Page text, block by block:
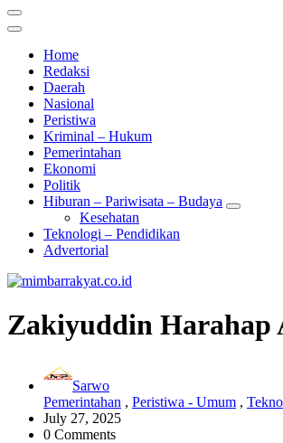
Home
Redaksi
Daerah
Nasional
Peristiwa
Kriminal – Hukum
Pemerintahan
Ekonomi
Politik
Hiburan – Pariwisata – Budaya
Kesehatan
Teknologi – Pendidikan
Advertorial
Zakiyuddin Harahap
Sarwo
Pemerintahan , Peristiwa - Umum ,
July 27, 2025
0 Comments